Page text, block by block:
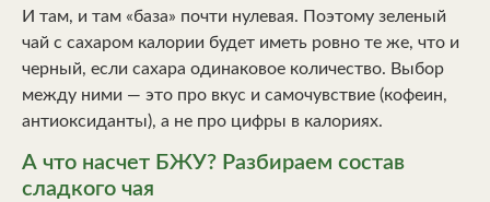
И там, и там «база» почти нулевая. Поэтому зеленый
чай с сахаром калории будет иметь ровно те же, что и
черный, если сахара одинаковое количество. Выбор
между ними — это про вкус и самочувствие (кофеин,
антиоксиданты), а не про цифры в калориях.
А что насчет БЖУ? Разбираем состав
сладкого чая